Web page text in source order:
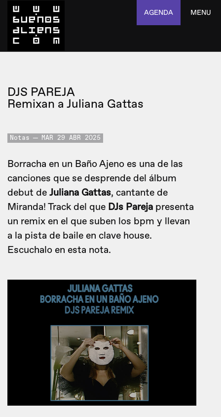
AGENDA MENU
DJS PAREJA
Remixan a Juliana Gattas
Notas MAR 29 ABR 2025
Borracha en un Baño Ajeno es una de las
canciones que se desprende del álbum
debut de Juliana Gattas, cantante de
Miranda! Track del que DJs Pareja presenta
un remix en el que suben los bpm y llevan
a la pista de baile en clave house.
Escuchalo en esta nota.